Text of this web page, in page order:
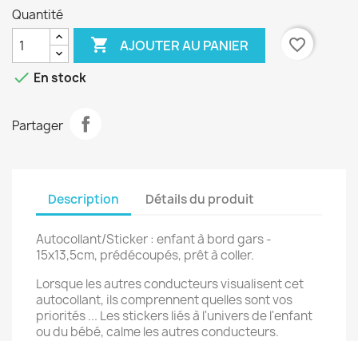
Quantité
 AJOUTER AU PANIER
favorite_border
 En stock
Partager
Description Détails du produit
Autocollant/Sticker : enfant à bord gars -
15x13,5cm, prédécoupés, prêt à coller.
Lorsque les autres conducteurs visualisent cet
autocollant, ils comprennent quelles sont vos
priorités ... Les stickers liés à l'univers de l'enfant
ou du bébé, calme les autres conducteurs.